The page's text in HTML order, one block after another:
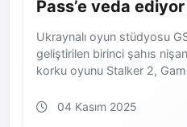
Pass’e veda ediyor
Ukraynalı oyun stüdyosu
geliştirilen birinci şahıs
korku oyunu Stalker 2,
04 Kasım 2025